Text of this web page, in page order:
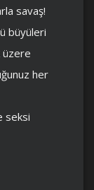
savaş!
büyüleri
üzere
her
seksi